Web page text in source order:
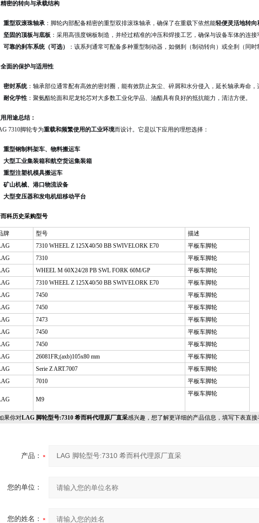
精密的转向与承载结构
重型双滚珠轴承 ：脚轮内部配备精密的重型双排滚珠轴承，确保了在重载下依然能轻便灵活地转向
坚固的顶板与底板 ：采用高强度钢板制造，并经过精准的冲压和焊接工艺，确保与设备车体的连
可靠的刹车系统（可选）
：该系列通常可配备多种重型制动器，如侧刹（制动转向）或全刹（同
全面的保护与适用性
密封系统：轴承部位通常配有高效的密封圈，能有效防止灰尘、碎屑和水分侵入，延长轴承寿命，
耐化学性 ：聚氨酯轮面和尼龙轮芯对大多数工业化学品、油酯具有良好的抵抗能力，清洁方便。
用途总结：
7310脚轮专为重载和频繁使用的工业环境而设计。它是以下应用的理想选择：
重型钢制料架车、物料搬运车
大型工业集装箱和航空货运集装箱
重型注塑机模具搬运车
矿山机械、港口物流设备
大型变压器和发电机组移动平台
科历史采购型号
牌 型号
描述
7310 WHEEL Z 125X40/50 BB SWIVELORK E70
平板车脚轮
7310
平板车脚轮
WHEEL M 60X24/28 PB SWL FORK 60M/GP
平板车脚轮
7310 WHEEL Z 125X40/50 BB SWIVELORK E70
平板车脚轮
7450
平板车脚轮
7450
平板车脚轮
7473
平板车脚轮
7450
平板车脚轮
7450
平板车脚轮
26081FR;(axb)105x80 mm
平板车脚轮
Serie Z ART.7007
平板车脚轮
7010 平板车脚轮
M9
平板车脚轮
你对LAG 脚轮型号:7310 希而科代理原厂直采感兴趣，想了解更详细的产品信息，填写下表直接
产品：
您的单位：
您的姓名：